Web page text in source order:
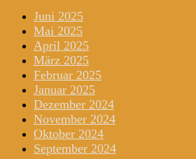
Juni 2025
Mai 2025
April 2025
März 2025
Februar 2025
Januar 2025
Dezember 2024
November 2024
Oktober 2024
September 2024